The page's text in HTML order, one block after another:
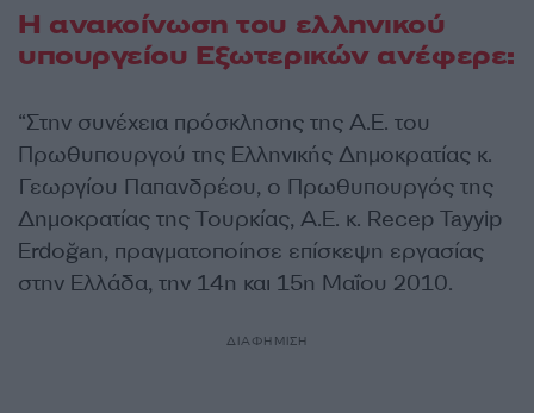
Η ανακοίνωση του ελληνικού
υπουργείου Εξωτερικών ανέφερε:
“Στην συνέχεια πρόσκλησης της Α.Ε. του
Πρωθυπουργού της Ελληνικής Δημοκρατίας κ.
Γεωργίου Παπανδρέου, ο Πρωθυπουργός της
Δημοκρατίας της Τουρκίας, Α.Ε. κ. Recep Tayyip
Erdoğan, πραγματοποίησε επίσκεψη εργασίας
στην Ελλάδα, την 14η και 15η Μαΐου 2010.
ΔΙΑΦΗΜΙΣΗ